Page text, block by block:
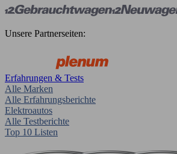
Unsere Partnerseiten:
Erfahrungen & Tests
Alle Marken
Alle Erfahrungsberichte
Elektroautos
Alle Testberichte
Top 10 Listen